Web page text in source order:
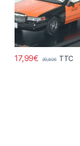
17,99€ 39,60€ TTC